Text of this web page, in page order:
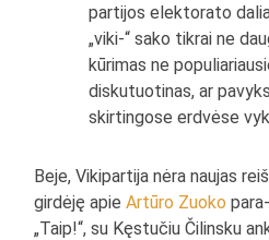
partijos elektorato
„viki-“ sako tikrai ne
kūrimas ne
diskutuotinas, ar
skirtingose erdvėse
Beje, Vikipartija nėra naujas
girdėję apieArtūro Zuoko
„Taip!“, su Kęstučiu Čilinsku